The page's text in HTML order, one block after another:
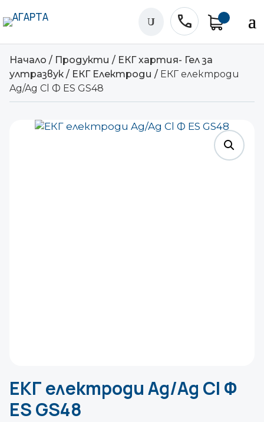
phone
U
Начало / Продукти / ЕКГ хартия- Гел за
ултразвук/ ЕКГ Електроди / ЕКГ електроди
Ag/Ag Cl Ф ES GS48
ЕКГ електроди Ag/Ag Cl Ф
ES GS48